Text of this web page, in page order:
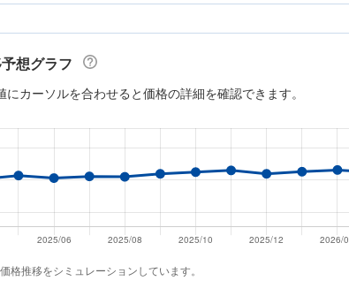
想グラフ
カーソルを合わせると価格の詳細を確認できます。
格推移をシミュレーションしています。